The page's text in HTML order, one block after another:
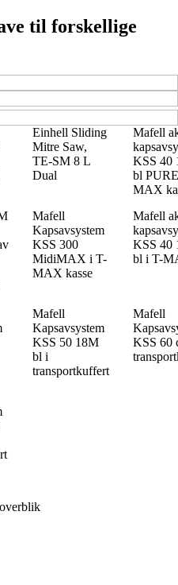
til forskellige
Einhell Sliding
Mitre Saw,
TE-SM 8 L
Dual
Mafell
KSS 40
bl
MAX
Mafell
Kapsavsystem
KSS 300
MidiMAX i T-
MAX kasse
Mafell
KSS 40
bl i T-
Mafell
Kapsavsystem
KSS 50 18M
bl i
transportkuffert
Mafell
KSS 60